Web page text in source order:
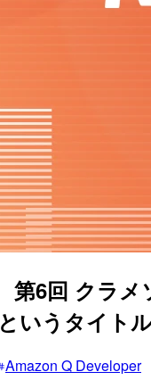
第6回 クラ
いうタイト
Amazon Q Developer